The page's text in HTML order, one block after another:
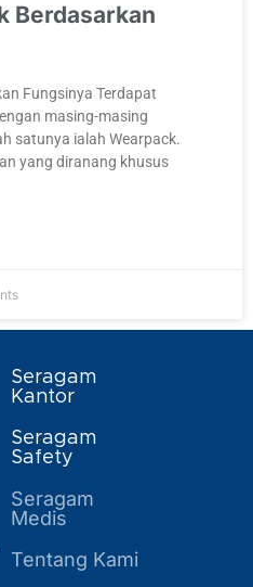
Berdasarkan
Fungsinya Terdapat
masing-masing
satunya ialah Wearpack.
yang diranang khusus
Seragam
Kantor
Seragam
Safety
Seragam
Medis
Tentang Kami